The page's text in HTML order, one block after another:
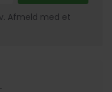
Afmeld med et